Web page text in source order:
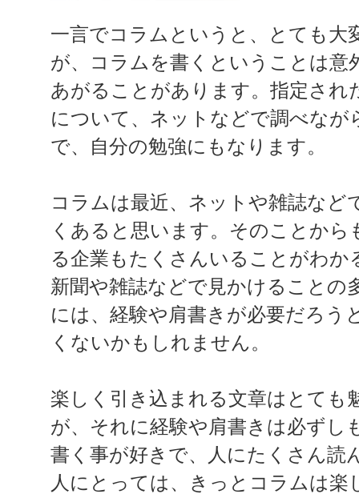
一言でコラムというと、とても大
が、コラムを書くということは意
あがることがあります。指定され
について、ネットなどで調べなが
で、自分の勉強にもなります。
コラムは最近、ネットや雑誌など
くあると思います。そのことから
る企業もたくさんいることがわか
新聞や雑誌などで見かけることの
には、経験や肩書きが必要だろう
くないかもしれません。
楽しく引き込まれる文章はとても
が、それに経験や肩書きは必ずし
書く事が好きで、人にたくさん読
人にとっては、きっとコラムは楽